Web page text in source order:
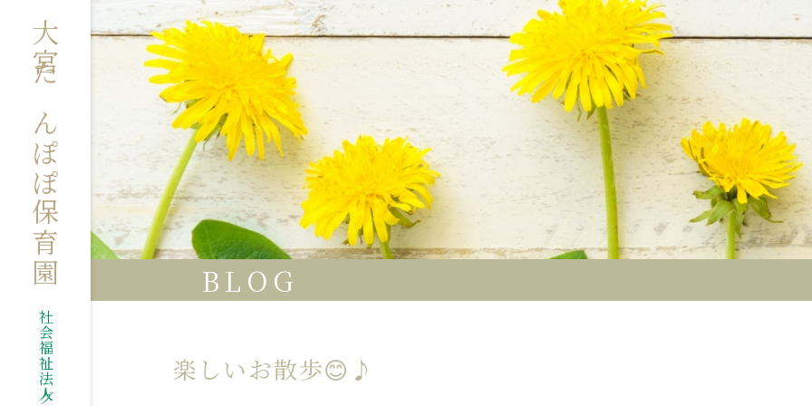
大宮たんぽぽ保育園 BLOG
楽しいお散歩😊♪